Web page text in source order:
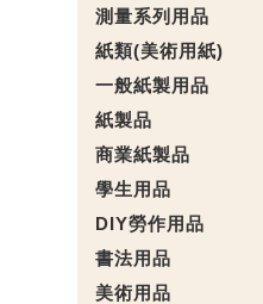
測量系列用品
紙類(美術用紙)
一般紙製用品
紙製品
商業紙製品
學生用品
DIY勞作用品
書法用品
美術用品